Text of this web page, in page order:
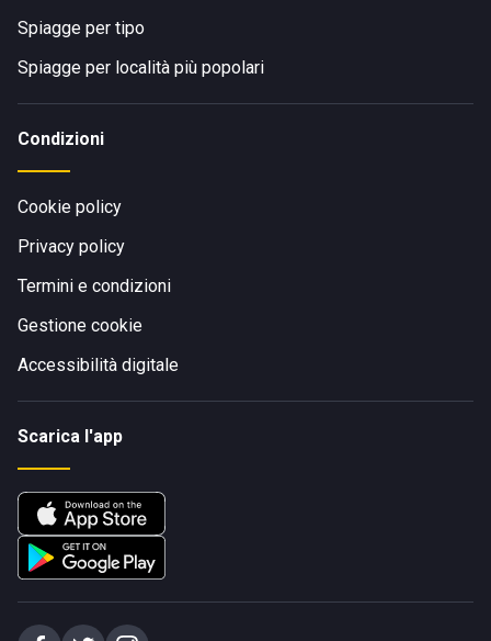
Spiagge per tipo
Spiagge per località più popolari
Condizioni
Cookie policy
Privacy policy
Termini e condizioni
Gestione cookie
Accessibilità digitale
Scarica l'app